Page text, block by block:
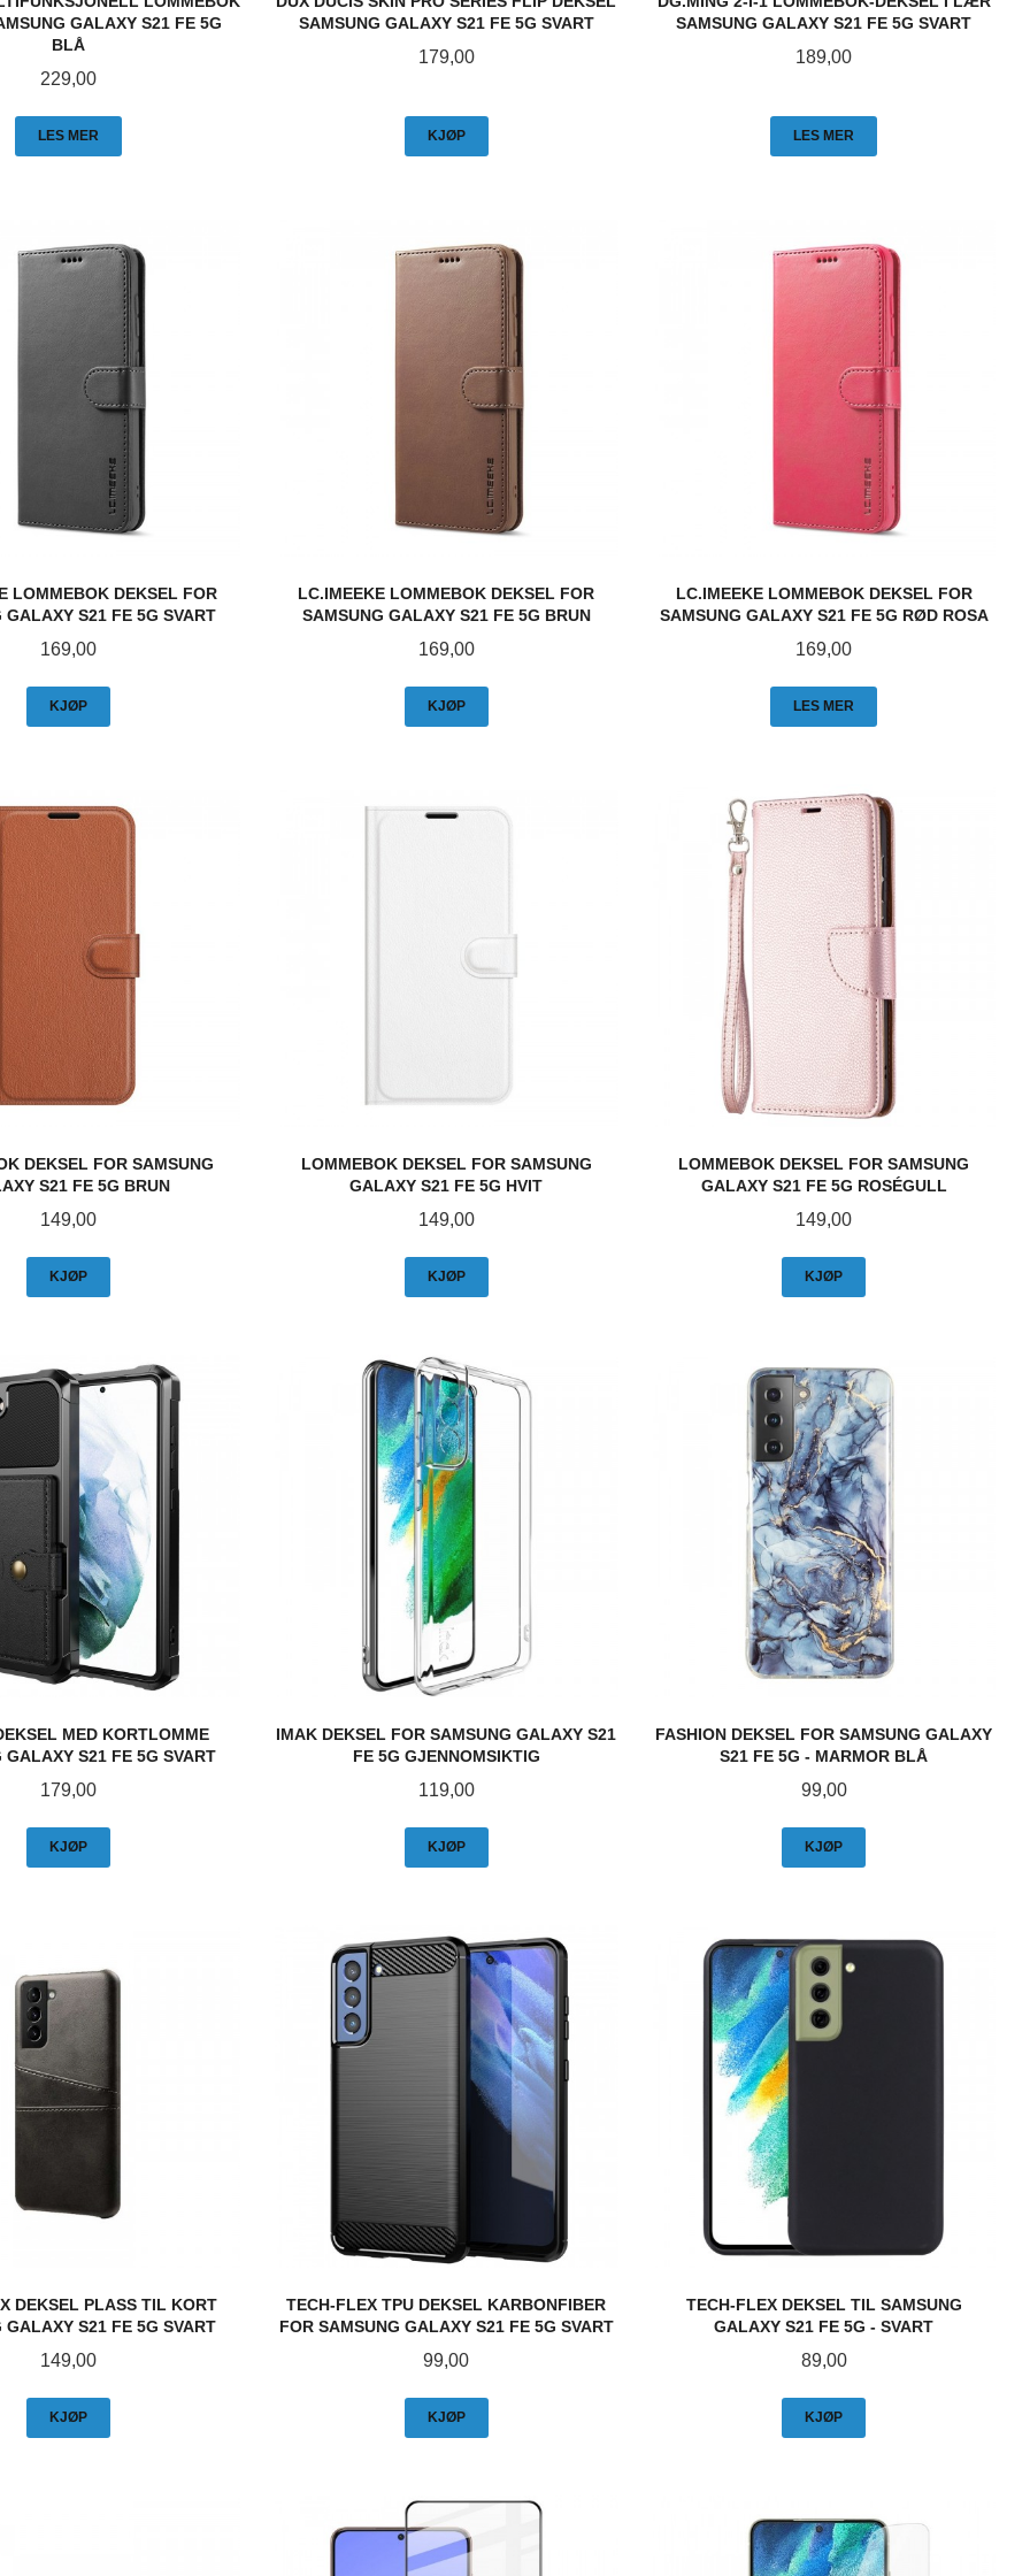
GALAXY S21 FE 5G
BLÅ
Pris
229,00
LES MER
SAMSUNG GALAXY S21 FE 5G SVART
Pris
179,00
KJØP
SAMSUNG GALAXY S21 FE 5G SVART
Pris
189,00
LES MER
LOMMEBOK DEKSEL FOR
GALAXY S21 FE 5G SVART
Pris
169,00
KJØP
LC.IMEEKE LOMMEBOK DEKSEL FOR
SAMSUNG GALAXY S21 FE 5G BRUN
Pris
169,00
KJØP
LC.IMEEKE LOMMEBOK DEKSEL FOR
SAMSUNG GALAXY S21 FE 5G RØD ROSA
Pris
169,00
LES MER
DEKSEL FOR SAMSUNG
S21 FE 5G BRUN
Pris
149,00
KJØP
LOMMEBOK DEKSEL FOR SAMSUNG
GALAXY S21 FE 5G HVIT
Pris
149,00
KJØP
LOMMEBOK DEKSEL FOR SAMSUNG
GALAXY S21 FE 5G ROSÉGULL
Pris
149,00
KJØP
MED KORTLOMME
GALAXY S21 FE 5G SVART
Pris
179,00
KJØP
IMAK DEKSEL FOR SAMSUNG GALAXY S21
FE 5G GJENNOMSIKTIG
Pris
119,00
KJØP
FASHION DEKSEL FOR SAMSUNG GALAXY
S21 FE 5G - MARMOR BLÅ
Pris
99,00
KJØP
DEKSEL PLASS TIL KORT
GALAXY S21 FE 5G SVART
Pris
149,00
KJØP
TECH-FLEX TPU DEKSEL KARBONFIBER
FOR SAMSUNG GALAXY S21 FE 5G SVART
Pris
99,00
KJØP
TECH-FLEX DEKSEL TIL SAMSUNG
GALAXY S21 FE 5G - SVART
Pris
89,00
KJØP